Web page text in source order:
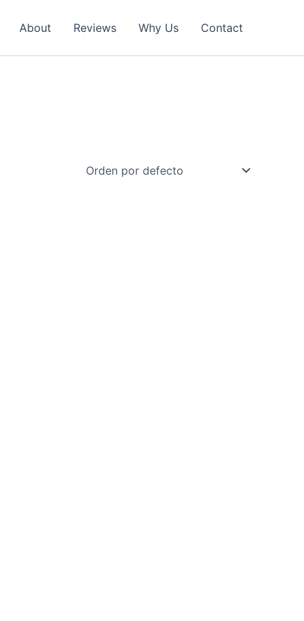
About Reviews Why Us Contact